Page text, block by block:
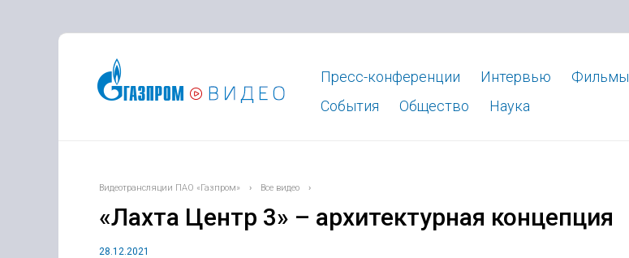
Пресс-конференции Интервью Фильмы
События
Общество Наука
Видеотрансляции ПАО «Газпром» › Все видео ›
«Лахта Центр 3» – архитектурная концепция
28.12.2021